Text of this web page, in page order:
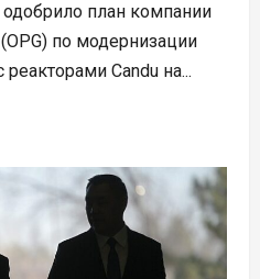
план компании
по модернизации
Candu на...